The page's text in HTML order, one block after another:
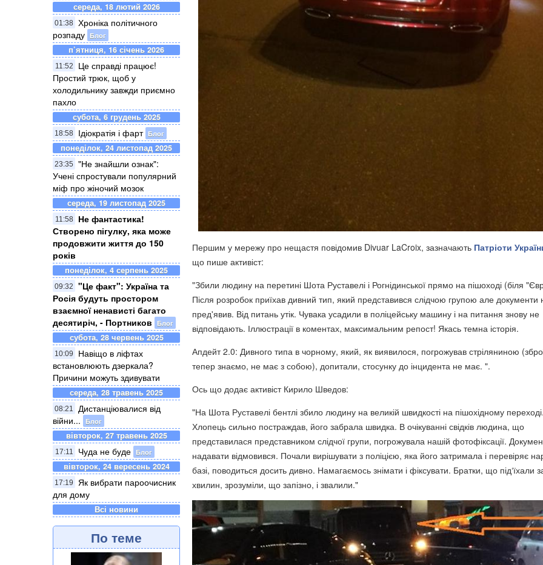
середа, 18 лютий 2026
01:38 Хроніка політичного
розпаду Блог
п’ятниця, 16 січень 2026
11:52
Це справді працює!
Простий трюк, щоб у
холодильнику завжди приємно
пахло
субота, 6 грудень 2025
18:58 Ідіократія і фарт Блог
понеділок, 24 листопад 2025
23:35
"Не знайшли ознак":
Учені спростували популярний
міф про жіночий мозок
середа, 19 листопад 2025
11:58
Не фантастика!
Створено пігулку, яка може
продовжити життя до 150
років
понеділок, 4 серпень 2025
09:32
"Це факт": Україна та
Росія будуть простором
взаємної ненависті багато
десятиріч, - Портников
Блог
субота, 28 червень 2025
10:09
Навіщо в ліфтах
встановлюють дзеркала?
Причини можуть здивувати
середа, 28 травень 2025
08:21
Дистанціювалися від
війни...
Блог
вівторок, 27 травень 2025
17:11 Чуда не буде Блог
вівторок, 24 вересень 2024
17:19
Як вибрати пароочисник
для дому
Всі новини
По теме
Першим у мережу про нещастя повідомив Divuar LaCroix, зазначають Патріоти
що пише активіст:
"Збили людину на перетині Шота Руставелі і Рогнідинської прямо на пішоході (біля
Після розробок приїхав дивний тип, який представився слідчою групою але документи
пред'явив. Від питань утік. Чувака усадили в поліцейську машину і на питання знову не
відповідають. Іллюстрації в коментах, максимальним репост! Якась темна історія.
Апдейт 2.0: Дивного типа в чорному, який, як виявилося, погрожував стріляниною
тепер знаємо, не має з собою), допитали, стосунку до інцидента не має. ".
Ось що додає активіст Кирило Шведов:
"На Шота Руставелі бентлі збило людину на великій швидкості на пішохідному
Хлопець сильно постраждав, його забрала швидка. В очікуванні свідків людина, що
представилася представником слідчої групи, погрожувала нашій фотофіксації.
надавати відмовився. Почали вирішувати з поліцією, яка його затримала і перевіряє
базі, поводиться досить дивно. Намагаємось знімати і фіксувати. Братки, що під‘їхали
хвилин, зрозуміли, що запізно, і звалили."